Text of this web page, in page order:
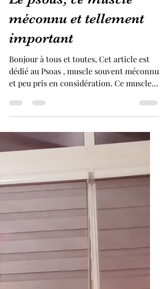
Le psoas, ce muscle
méconnu et tellement
important
Bonjour à tous et toutes, Cet article est
dédié au Psoas , muscle souvent méconnu
et peu pris en considération. Ce muscle
profond...